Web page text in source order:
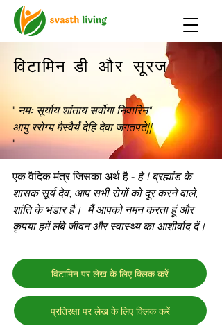
विटामिन डी और सूरज
" नमः सूर्याय शांताय सर्वोगा निवारिन"
आयु ररोग्य मैस्वैर्यं देहि देवा जगतपते||
"
एक वैदिक मंत्र जिसका अर्थ है - हे ! ब्रह्मांड के
शासक सूर्य देव, आप सभी रोगों को दूर करने वाले,
शांति के भंडार हैं। मैं आपको नमन करता हूं और
कृपया हमें लंबे जीवन और स्वास्थ्य का आशीर्वाद दें।
विटामिन पर लेख के लिए क्लिक करें
प्रतिरक्षा पर लेख के लिए क्लिक करें